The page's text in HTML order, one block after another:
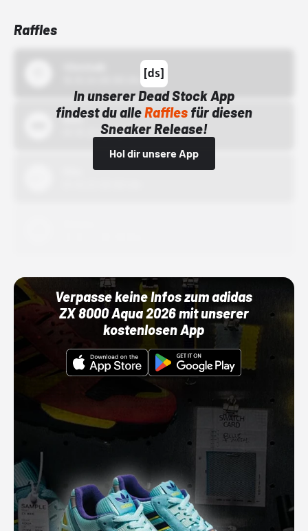
Raffles
In unserer Dead Stock App
findest du alleRafflesfür diesen
Sneaker Release!
Hol dir unsere App
Bstn
01.10.22 00:00 Uhr
Verpasse keine Infos zum adidas
ZX 8000 Aqua 2026 mit unserer
kostenlosen App